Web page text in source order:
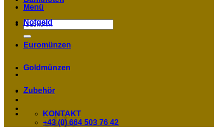
Menü
Suchen
nach:
Notgeld
Euromünzen
Goldmünzen
Zubehör
KONTAKT
+43 (0) 664 503 76 42